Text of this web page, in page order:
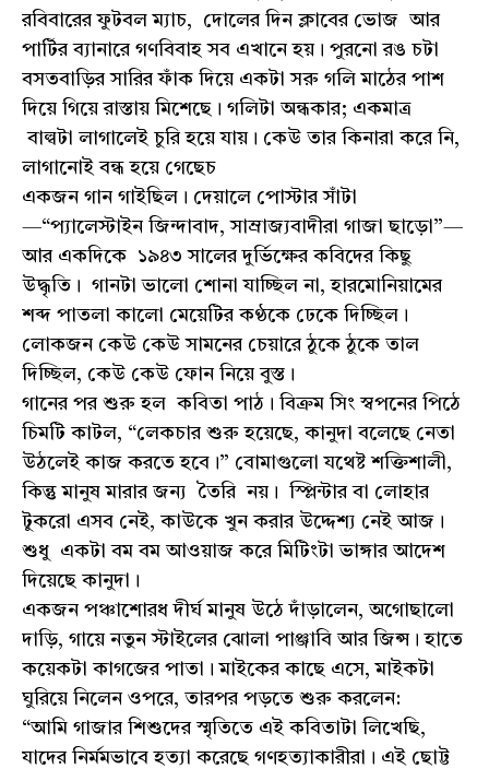
রবিবারের ফুটবল ম্যাচ, দোলের দিন ক্লাবের ভোজ আর
পার্টির ব্যানারে গণবিবাহ সব এখানে হয়। পুরনো রঙ চটা
বসতবাড়ির সারির ফাঁক দিয়ে একটা সরু গলি মাঠের পাশ
দিয়ে গিয়ে রাস্তায় মিশেছে। গলিটা অন্ধকার; একমাত্র
বাল্বটা লাগালেই চুরি হয়ে যায়। কেউ তার কিনারা করে নি,
লাগানোই বন্ধ হয়ে গেছেচ
একজন গান গাইছিল। দেয়ালে পোস্টার সাঁটা
—“প্যালেস্টাইন জিন্দাবাদ, সাম্রাজ্যবাদীরা গাজা ছাড়ো”—
আর একদিকে ১৯৪৩ সালের দুর্ভিক্ষের কবিদের কিছু
উদ্ধৃতি। গানটা ভালো শোনা যাচ্ছিল না, হারমোনিয়ামের
শব্দ পাতলা কালো মেয়েটির কণ্ঠকে ঢেকে দিচ্ছিল।
লোকজন কেউ কেউ সামনের চেয়ারে ঠুকে ঠুকে তাল
দিচ্ছিল, কেউ কেউ ফোন নিয়ে বুস্ত।
গানের পর শুরু হল কবিতা পাঠ। বিক্রম সিং স্বপনের পিঠে
চিমটি কাটল, “লেকচার শুরু হয়েছে, কানুদা বলেছে নেতা
উঠলেই কাজ করতে হবে।” বোমাগুলো যথেষ্ট শক্তিশালী,
কিন্তু মানুষ মারার জন্য তৈরি নয়। স্প্লিন্টার বা লোহার
টুকরো এসব নেই, কাউকে খুন করার উদ্দেশ্য নেই আজ।
শুধু একটা বম বম আওয়াজ করে মিটিংটা ভাঙ্গার আদেশ
দিয়েছে কানুদা।
একজন পঞ্চাশোরধ দীর্ঘ মানুষ উঠে দাঁড়ালেন, অগোছালো
দাড়ি, গায়ে নতুন স্টাইলের ঝোলা পাঞ্জাবি আর জিন্স। হাতে
কয়েকটা কাগজের পাতা। মাইকের কাছে এসে, মাইকটা
ঘুরিয়ে নিলেন ওপরে, তারপর পড়তে শুরু করলেন:
“আমি গাজার শিশুদের স্মৃতিতে এই কবিতাটা লিখেছি,
যাদের নির্মমভাবে হত্যা করেছে গণহত্যাকারীরা। এই ছোট্ট